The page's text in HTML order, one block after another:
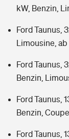
kW, Benzin,
Ford Taunus,
Limousine, ab
Ford Taunus,
Benzin,
Ford Taunus,
Benzin,
Ford Taunus,